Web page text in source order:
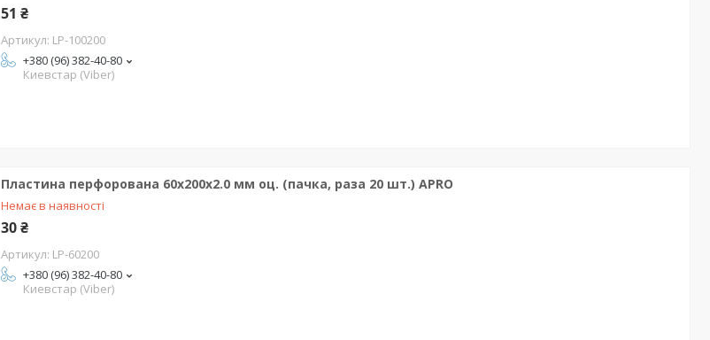
51 ₴
LP-100200
+380 (96) 382-40-80
Киевстар (Viber)
Пластина перфорована 60х200х2.0 мм оц. (пачка, раза 20 шт.) APRO
Немає в наявності
30 ₴
LP-60200
+380 (96) 382-40-80
Киевстар (Viber)